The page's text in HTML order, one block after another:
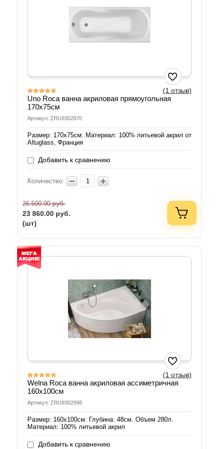
(1 отзыв)
Uno Roca ванна акриловая прямоугольная
170х75см
Артикул: ZRU9302870
Размер: 170х75см. Материал: 100% литьевой акрил от
Altuglass, Франция
Добавить к сравнению
Количество:
26 500.00руб.
23 860.00 руб.
(шт)
(1 отзыв)
Welna Roca ванна акриловая ассиметричная
160х100см
Артикул: ZRU9302998
Размер: 160х100см. Глубина: 48см. Объем 280л.
Материал: 100% литьевой акрил
Добавить к сравнению